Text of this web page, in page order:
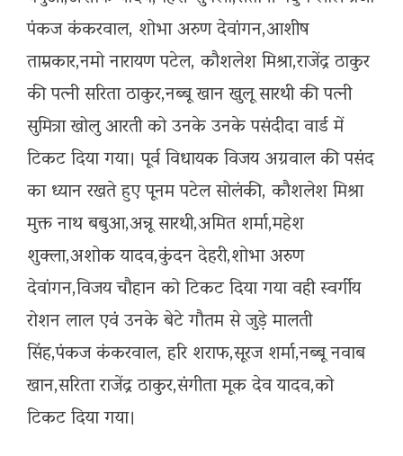
पंकज कंकरवाल, शोभा अरुण देवांगन,आशीष
ताम्रकार,नमो नारायण पटेल, कौशलेश मिश्रा,राजेंद्र ठाकुर
की पत्नी सरिता ठाकुर,नब्बू खान खुलू सारथी की पत्नी
सुमित्रा खोलु आरती को उनके उनके पसंदीदा वार्ड में
टिकट दिया गया। पूर्व विधायक विजय अग्रवाल की पसंद
का ध्यान रखते हुए पूनम पटेल सोलंकी, कौशलेश मिश्रा
मुक्त नाथ बबुआ,अन्नू सारथी,अमित शर्मा,महेश
शुक्ला,अशोक यादव,कुंदन देहरी,शोभा अरुण
देवांगन,विजय चौहान को टिकट दिया गया वही स्वर्गीय
रोशन लाल एवं उनके बेटे गौतम से जुड़े मालती
सिंह,पंकज कंकरवाल, हरि शराफ,सूरज शर्मा,नब्बू नवाब
खान,सरिता राजेंद्र ठाकुर,संगीता मूक देव यादव,को
टिकट दिया गया।